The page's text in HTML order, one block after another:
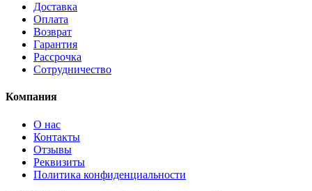
Доставка
Оплата
Возврат
Гарантия
Рассрочка
Сотрудничество
Компания
О нас
Контакты
Отзывы
Реквизиты
Политика конфиденциальности